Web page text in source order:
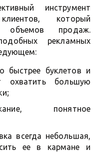
инструмент
который
объемов продаж.
рекламных
быстрее буклетов и
охватить большую
понятное
всегда небольшая,
ее в кармане и